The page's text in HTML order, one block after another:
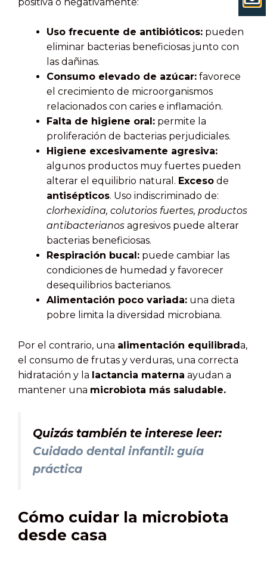
Uso frecuente de antibióticos: pueden
eliminar bacterias beneficiosas junto con
las dañinas.
Consumo elevado de azúcar: favorece
el crecimiento de microorganismos
relacionados con caries e inflamación.
Falta de higiene oral: permite la
proliferación de bacterias perjudiciales.
Higiene excesivamente agresiva:
algunos productos muy fuertes pueden
alterar el equilibrio natural. Exceso de
antisépticos. Uso indiscriminado de:
clorhexidina, colutorios fuertes, productos
antibacterianos agresivos puede alterar
bacterias beneficiosas.
Respiración bucal: puede cambiar las
condiciones de humedad y favorecer
desequilibrios bacterianos.
Alimentación poco variada: una dieta
pobre limita la diversidad microbiana.
Por el contrario, una alimentación equilibrada,
el consumo de frutas y verduras, una correcta
hidratación y la lactancia materna ayudan a
mantener una microbiota más saludable.
Quizás también te interese leer:
Cuidado dental infantil: guía
práctica
Cómo cuidar la microbiota
desde casa